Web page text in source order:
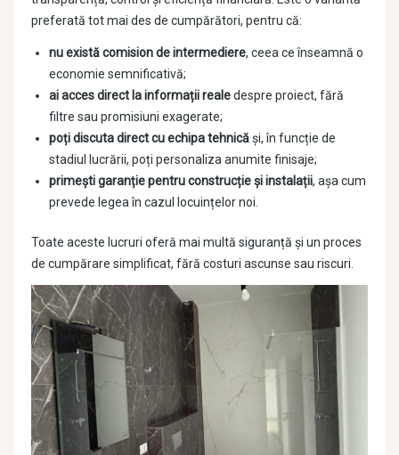
preferată tot mai des de cumpărători, pentru că:
nu există comision de intermediere, ceea ce înseamnă o
economie semnificativă;
ai acces direct la informații realedespre proiect, fără
filtre sau promisiuni exagerate;
poți discuta direct cu echipa tehnicăși, în funcție de
stadiul lucrării, poți personaliza anumite finisaje;
primești garanție pentru construcție și instalații, așa cum
prevede legea în cazul locuințelor noi.
Toate aceste lucruri oferă mai multă siguranță și un proces
de cumpărare simplificat, fără costuri ascunse sau riscuri.